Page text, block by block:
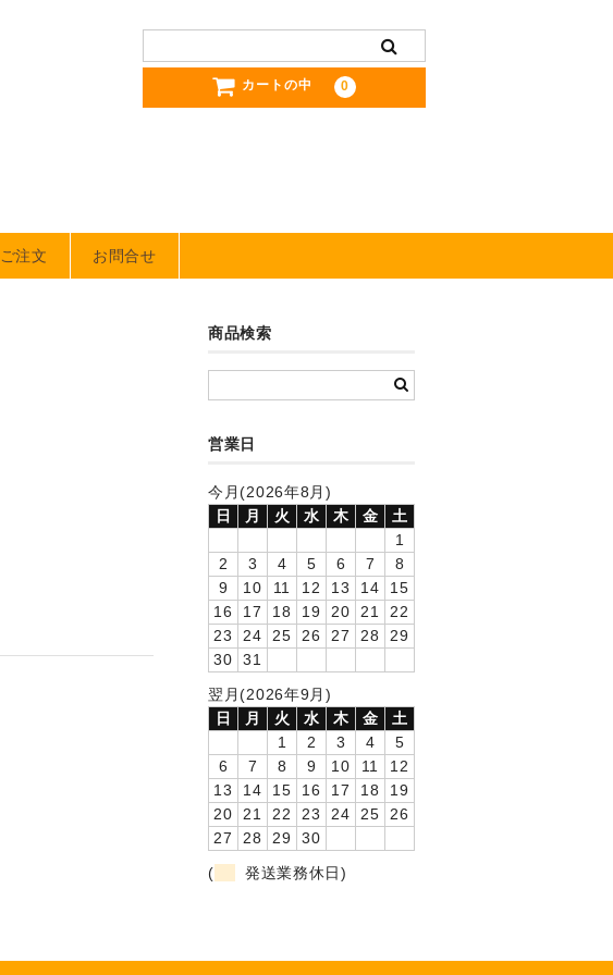
カートの中 0
ご注文 お問合せ
商品検索
営業日
今月(2026年8月)
日
月 火 水 木 金
土
1
2
3 4 5 6 7
8
9
10 11 12 13 14
15
16
17 18 19 20 21
22
23
24 25 26 27 28
29
30
31
翌月(2026年9月)
日
月 火 水 木 金
土
1
2 3 4
5
6
7 8 9 10 11
12
13
14 15 16 17 18
19
20
21 22 23 24 25
26
27
28 29
30
(
発送業務休日)